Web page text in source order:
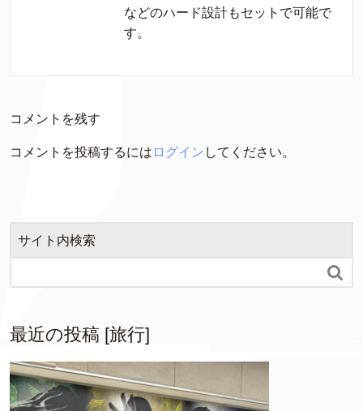
などのハード設計もセットで可能で
す。
コメントを残す
コメントを投稿するには ログイン してください。
サイト内検索

最近の投稿 [旅行]